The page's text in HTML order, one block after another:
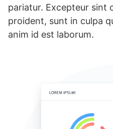
pariatur. Excepteur sint
proident, sunt in culpa
anim id est laborum.